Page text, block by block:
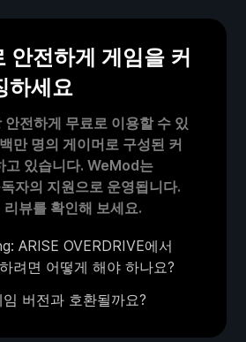
전하게 게임을 커
하세요
전하게 무료로 이용할 수 있
만 명의 게이머로 구성된 커
고 있습니다. WeMod는
자의 지원으로 운영됩니다.
리뷰를 확인해 보세요.
ARISE OVERDRIVE에서
려면 어떻게 해야 하나요?
버전과 호환될까요?